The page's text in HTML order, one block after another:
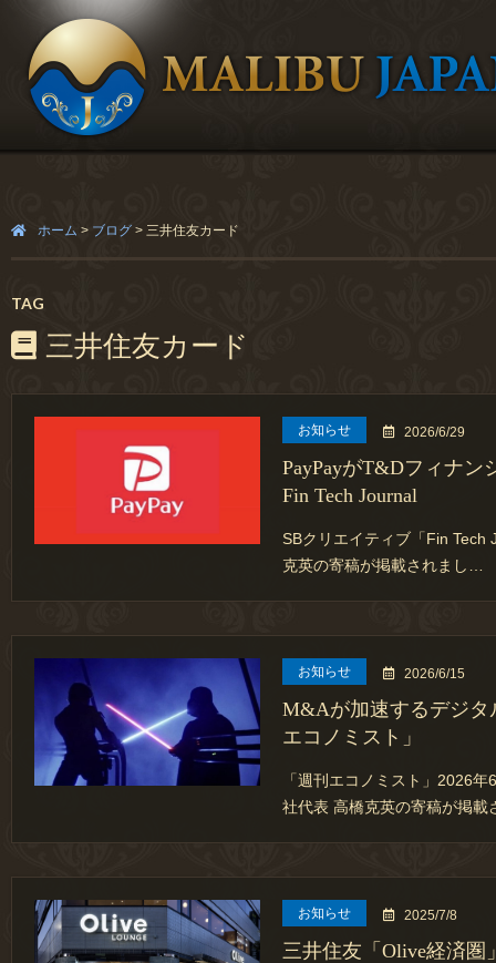
ホーム > ブログ > 三井住友カード
TAG
三井住友カード
お知らせ 2026/6/29
PayPayがT&Dフィナン
Fin Tech Journal
SBクリエイティブ「Fin Tech
克英の寄稿が掲載されまし…
お知らせ 2026/6/15
M&Aが加速するデジタ
エコノミスト」
「週刊エコノミスト」2026
社代表 高橋克英の寄稿が掲
お知らせ 2025/7/8
三井住友「Olive経済圏